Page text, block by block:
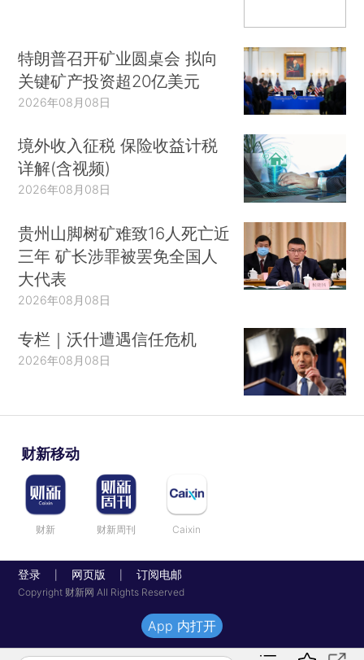
特朗普召开矿业圆桌会 拟向
关键矿产投资超20亿美元
2026年08月08日
境外收入征税 保险收益计税
详解(含视频)
2026年08月08日
贵州山脚树矿难致16人死亡近
三年 矿长涉罪被罢免全国人
大代表
2026年08月08日
专栏｜沃什遭遇信任危机
2026年08月08日
财新移动
财新 财新周刊 Caixin
登录 网页版 订阅电邮
Copyright 财新网 All Rights Reserved
App 内打开